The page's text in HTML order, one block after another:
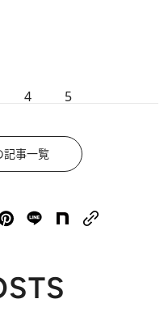
4 5
記事一覧